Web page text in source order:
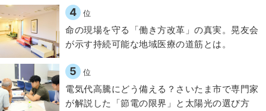
4 位
​命の現場を守る「働き方改革」の真実。晃友会
が示す持続可能な地域医療の道筋とは。
5 位
電気代高騰にどう備える？さいたま市で専門家
が解説した「節電の限界」と太陽光の選び方